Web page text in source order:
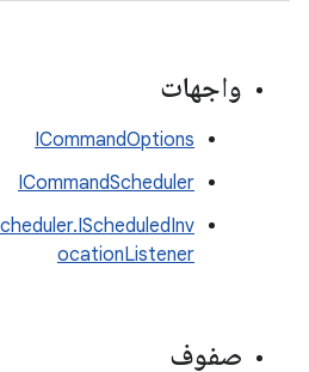
واجهات
ICommandOptions
ICommandScheduler
ocationListener
صفوف